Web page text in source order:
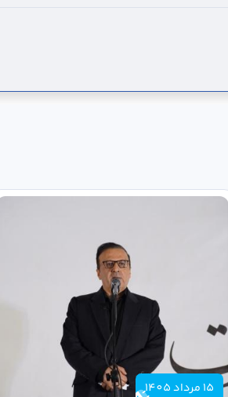
15 مرداد 1405